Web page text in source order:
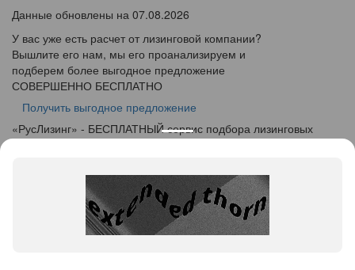
Данные обновлены на 07.08.2026
У вас уже есть расчет от лизинговой компании?
Вышлите его нам, мы его проанализируем и
подберем более выгодное предложение
СОВЕРШЕННО БЕСПЛАТНО
Получить выгодное предложение
«РусЛизинг» - БЕСПЛАТНЫЙ сервис подбора лизинговых
+7 (495) 103-49-76
424000, Республика Марий Эл, г. Йошкар-Ола, ул.
Советская дом 140